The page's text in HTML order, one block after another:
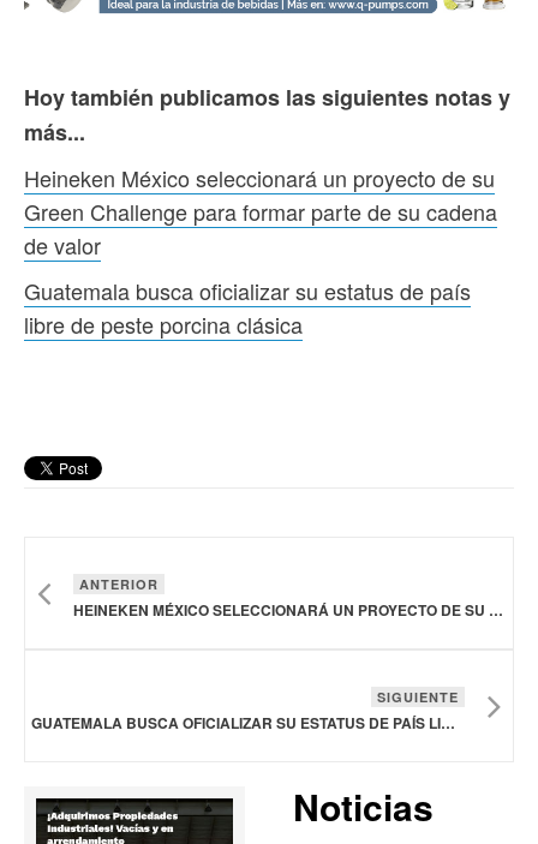
Hoy también publicamos las siguientes notas y
más...
Heineken México seleccionará un proyecto de su
Green Challenge para formar parte de su cadena
de valor
Guatemala busca oficializar su estatus de país
libre de peste porcina clásica
ANTERIOR
HEINEKEN MÉXICO SELECCIONARÁ UN PROYECTO DE SU GREEN CHALLENGE PARA FORMAR PARTE DE SU CADENA DE VALOR
SIGUIENTE
GUATEMALA BUSCA OFICIALIZAR SU ESTATUS DE PAÍS LIBRE DE PESTE PORCINA CLÁSICA
Noticias